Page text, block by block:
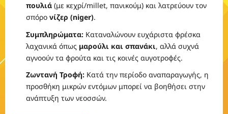
πουλιά (με κεχρί/millet, πανικούμ) και λατρεύουν τον
σπόρο νίζερ (niger).
Συμπληρώματα: Καταναλώνουν ευχάριστα φρέσκα
λαχανικά όπως μαρούλι και σπανάκι, αλλά συχνά
αγνοούν τα φρούτα και τις κοινές αυγοτροφές.
Ζωντανή Τροφή: Κατά την περίοδο αναπαραγωγής, η
προσθήκη μικρών εντόμων μπορεί να βοηθήσει στην
ανάπτυξη των νεοσσών.